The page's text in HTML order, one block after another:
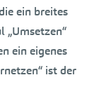
ein breites
„Umsetzen“
ein eigenes
ist der